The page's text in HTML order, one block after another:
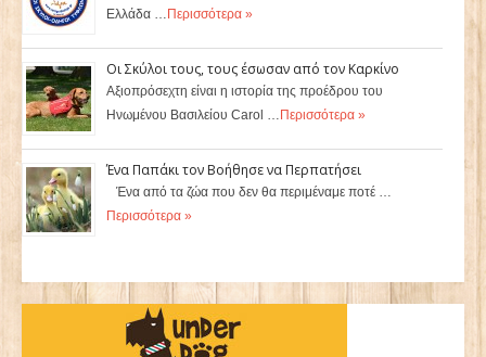
Ελλάδα … Περισσότερα »
Οι Σκύλοι τους, τους έσωσαν από τον Καρκίνο
Αξιοπρόσεχτη είναι η ιστορία της προέδρου του
Ηνωμένου Βασιλείου Carol … Περισσότερα »
Ένα Παπάκι τον Βοήθησε να Περπατήσει
Ένα από τα ζώα που δεν θα περιμέναμε ποτέ …
Περισσότερα »